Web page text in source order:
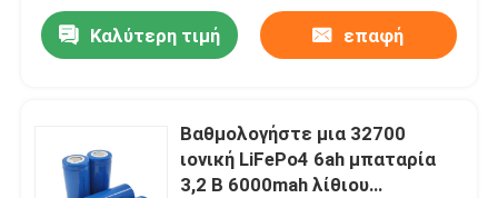
Αρχική Σελίδα
Καλύτερη τιμή επαφή
Βαθμολογήστε μια 32700
ιονική LiFePo4 6ah μπαταρία
3,2 Β 6000mah λίθιου